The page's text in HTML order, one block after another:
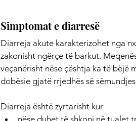
Simptomat e diarresë
Diarreja akute karakterizohet nga
zakonisht ngërçe të barkut.
veçanërisht nëse çështja ka të bëjë
dobësie gjatë rrjedhës së
Diarreja është zyrtarisht kur